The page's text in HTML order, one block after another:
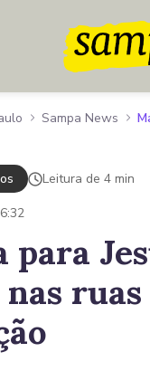
Sampa News
Leitura de 4 min
para